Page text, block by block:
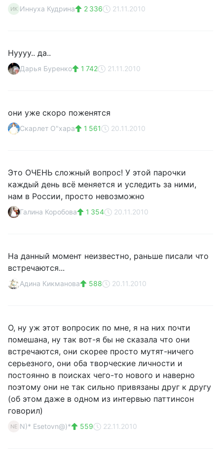
ИК Иннуха Кудрина 2 336 21.11.2010
Нуууу.. да..
Дарья Буренко 1 742 21.11.2010
они уже скоро поженятся
Скарлет О"хара 1 561 20.11.2010
Это ОЧЕНЬ сложный вопрос! У этой парочки
каждый день всё меняется и уследить за ними,
нам в России, просто невозможно
Галина Коробова 1 354 20.11.2010
На данный момент неизвестно, раньше писали что
встречаются...
Адина Кикманова 588 20.11.2010
О, ну уж этот вопросик по мне, я на них почти
помешана, ну так вот-я бы не сказала что они
встречаются, они скорее просто мутят-ничего
серьезного, они оба творческие личности и
постоянно в поисках чего-то нового и наверно
поэтому они не так сильно привязаны друг к другу
(об этом даже в одном из интервью паттинсон
говорил)
NE N)* Esetovn@)* 559 22.11.2010